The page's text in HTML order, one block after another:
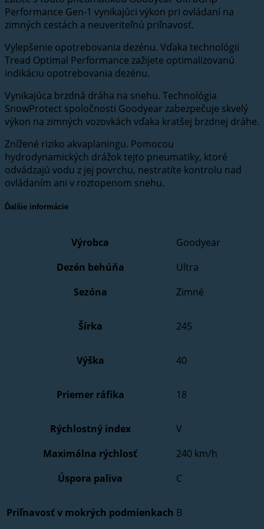
Performance Gen-1 vynikajúci výkon pri ovládaní na
zimných cestách a neuveriteľnú priľnavosť.
Vylepšenie opotrebovania dezénu. Vďaka technológii
Tread Optimal Performance zažijete optimalizovanú
indikáciu opotrebovania dezénu.
Vynikajúca brzdná dráha na snehu. Technológia
SnowProtect spoločnosti Goodyear zabezpečuje skvelý
výkon na zimných vozovkách vďaka kratšej brzdnej dráhe.
Znížené riziko akvaplaningu. Pomocou
hydrodynamických drážok tejto pneumatiky, ktoré
odvádzajú vodu z jej povrchu, nestratíte kontrolu nad
ovládaním ani v roztopenom snehu.
Ďalšie informácie
Výrobca
Goodyear
Dezén behúňa
Ultra
Sezóna
Zimné
Šírka 245
Výška 40
Priemer ráfika 18
Rýchlostný index
V
Maximálna rýchlosť
240 km/h
Úspora paliva
C
Priľnavosť v mokrých podmienkach B